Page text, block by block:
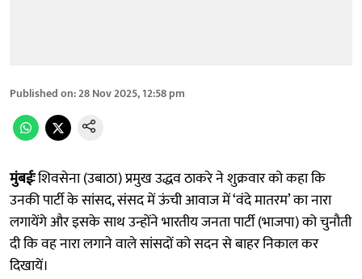
Published on:28 Nov 2025, 12:58 pm
मुंबईःशिवसेना (उबाठा) प्रमुख उद्धव ठाकरे ने शुक्रवार को कहा कि
उनकी पार्टी के सांसद, संसद में ऊंची आवाज में ‘वंदे मातरम’ का नारा
लगायेंगे और इसके साथ उन्होंने भारतीय जनता पार्टी (भाजपा) को चुनौती
दी कि वह नारा लगाने वाले सांसदों को सदन से बाहर निकाल कर
दिखायें।